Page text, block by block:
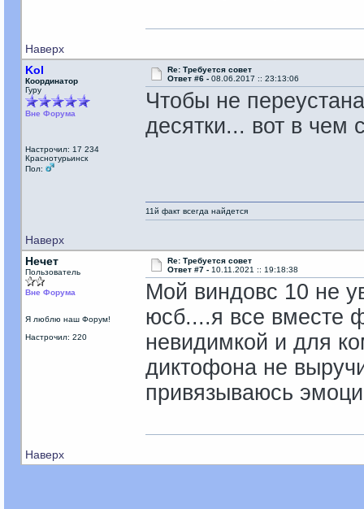
Наверх
Kol
Координатор
Гуру
Вне Форума
Настрочил: 17 234
Краснотурьинск
Пол:
Re: Требуется совет
Ответ #6 - 08.06.2017 :: 23:13:06
Чтобы не
десятки... вот в чем
Наверх
11й факт всегда найдется
Нечет
Пользователь
Вне Форума
Я люблю наш Форум!
Настрочил: 220
Re: Требуется совет
Ответ #7 - 10.11.2021 :: 19:18:38
Мой виндовс 10 не
юсб....я все вместе
невидимкой и для
диктофона не
привязываюсь
Наверх